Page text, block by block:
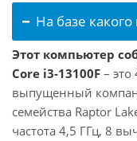
На базе
Этот компьютер
Core i3-13100F –
выпущенный
семейства Raptor
частота 4,5 ГГц, 8